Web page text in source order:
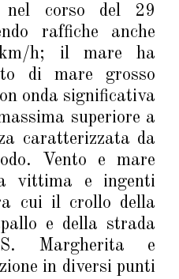
nel corso del 29
raffiche anche
h; il mare ha
di mare grosso
onda significativa
superiore a
caratterizzata da
Vento e mare
vittima e ingenti
cui il crollo della
e della strada
Margherita e
in diversi punti